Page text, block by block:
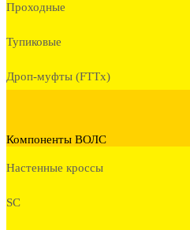
Проходные
Тупиковые
Дроп-муфты (FTTx)
Компоненты ВОЛС
Настенные кроссы
SC